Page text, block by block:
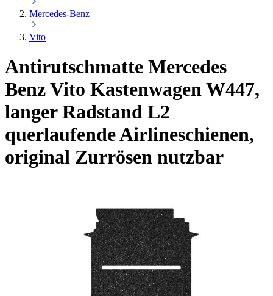
Mercedes-Benz
Vito
Antirutschmatte Mercedes
Benz Vito Kastenwagen W447,
langer Radstand L2
querlaufende Airlineschienen,
original Zurrösen nutzbar